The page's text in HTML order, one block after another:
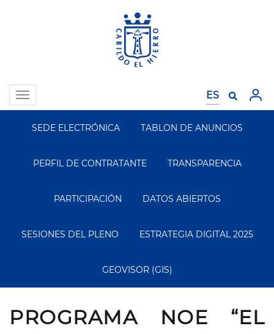
Toggle
navigation
Segundo
Menu
SEDE ELECTRÓNICA TABLON DE ANUNCIOS
PERFIL DE CONTRATANTE TRANSPARENCIA
PARTICIPACIÓN DATOS ABIERTOS
SESIONES DEL PLENO ESTRATEGIA DIGITAL 2025
GEOVISOR (GIS)
PROGRAMA NOE “EL